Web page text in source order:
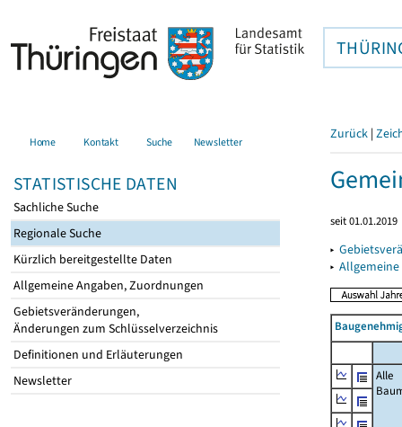
Home Kontakt Suche Newsletter
STATISTISCHE DATEN
Sachliche Suche
Regionale Suche
Kürzlich bereitgestellte Daten
Allgemeine Angaben, Zuordnungen
Gebietsveränderungen,
Änderungen zum Schlüsselverzeichnis
Definitionen und Erläuterungen
Newsletter
Zurück |
seit 01.01.2019
▸
▸
Alle